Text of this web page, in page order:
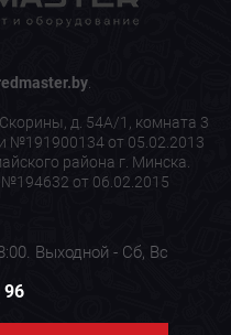
.
д. 54А/1, комната 3
№191900134 от 05.02.2013
района г. Минска.
№194632 от 06.02.2015
Выходной - Сб, Вс
96